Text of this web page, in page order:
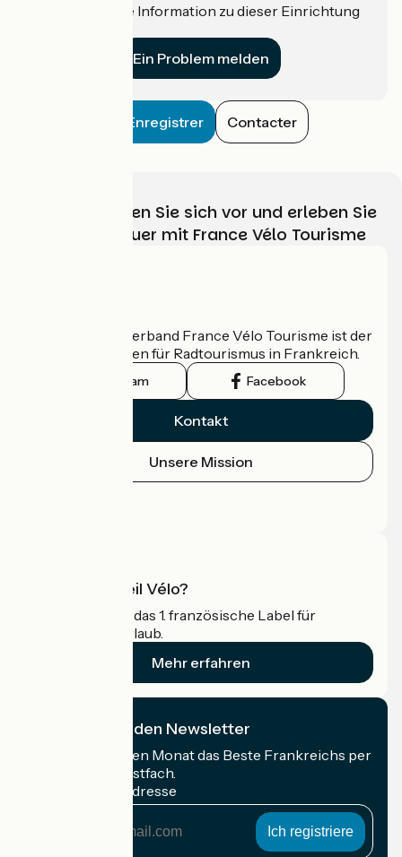
Haben Sie eine Information zu dieser Einrichtung
Ein Problem melden
Enregistrer Contacter
Wählen, bereiten Sie sich vor und erleben Sie
Ihr Radabenteuer mit France Vélo Tourisme
Der nationale Verband France Vélo Tourisme ist der
offizielle Leitfaden für Radtourismus in Frankreich.
Instagram Facebook
Kontakt
Unsere Mission
Was ist Accueil Vélo?
Accueil Vélo ist das 1. französische Label für
Radfahrer im Urlaub.
Mehr erfahren
Ich abonniere den Newsletter
Erhalten Sie jeden Monat das Beste Frankreichs per
Rad in Ihrem Postfach.
Meine E-Mail-Adresse